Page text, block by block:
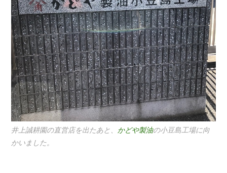
井上誠耕園の直営店を出たあと、 かどや製油の小豆島工場に向
かいました。